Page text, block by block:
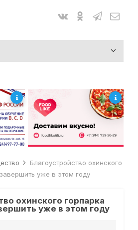
Благоустройство охинского
уже в этом году
охинского горпарка
уже в этом году